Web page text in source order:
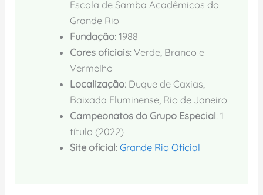
Escola de Samba Acadêmicos do
Grande Rio
Fundação: 1988
Cores oficiais: Verde, Branco e
Vermelho
Localização: Duque de Caxias,
Baixada Fluminense, Rio de Janeiro
Campeonatos do Grupo Especial: 1
título (2022)
Site oficial:Grande Rio Oficial